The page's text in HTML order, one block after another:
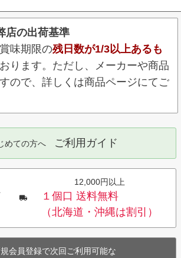
店の出荷基準
味期限の残日数が1/3以上あるも
ります。ただし、メーカーや商品
ので、詳しくは商品ページにてご
めての方へ ご利用ガイド
12,000円以上
１個口 送料無料
（北海道・沖縄は割引）
会員登録で次回ご利用可能な